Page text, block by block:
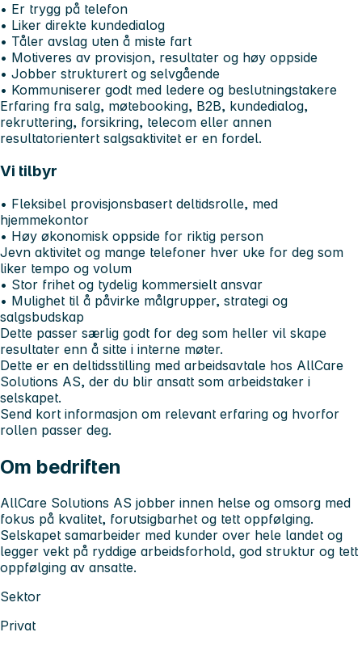
• Er trygg på telefon
• Liker direkte kundedialog
• Tåler avslag uten å miste fart
• Motiveres av provisjon, resultater og høy oppside
• Jobber strukturert og selvgående
• Kommuniserer godt med ledere og beslutningstakere
Erfaring fra salg, møtebooking, B2B, kundedialog,
rekruttering, forsikring, telecom eller annen
resultatorientert salgsaktivitet er en fordel.
Vi tilbyr
• Fleksibel provisjonsbasert deltidsrolle, med
hjemmekontor
• Høy økonomisk oppside for riktig person
Jevn aktivitet og mange telefoner hver uke for deg som
liker tempo og volum
• Stor frihet og tydelig kommersielt ansvar
• Mulighet til å påvirke målgrupper, strategi og
salgsbudskap
Dette passer særlig godt for deg som heller vil skape
resultater enn å sitte i interne møter.
Dette er en deltidsstilling med arbeidsavtale hos AllCare
Solutions AS, der du blir ansatt som arbeidstaker i
selskapet.
Send kort informasjon om relevant erfaring og hvorfor
rollen passer deg.
Om bedriften
AllCare Solutions AS jobber innen helse og omsorg med
fokus på kvalitet, forutsigbarhet og tett oppfølging.
Selskapet samarbeider med kunder over hele landet og
legger vekt på ryddige arbeidsforhold, god struktur og tett
oppfølging av ansatte.
Sektor
Privat